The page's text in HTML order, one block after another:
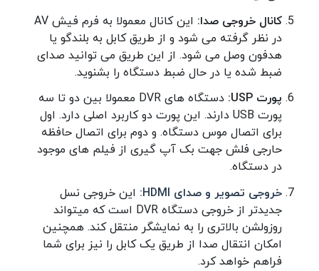
کانال خروجی صدا:
این کانال معمولا به فرم فیش AV
در نظر گرفته می شود و از طریق کابل به بلندگو یا
هدفون وصل می شود. از این طریق می توانید صدای
ضبط شده یا در حال ضبط دستگاه را بشنوید.
پورت USP:
دستگاه های DVR معمولا بین دو تا سه
پورت USB دارند. این پورت دو کاربرد اصلی دارد. اول
برای اتصال موس دستگاه. و دوم برای اتصال حافظه
حارجی فلش جهت بک آپ گیری از فیلم های موجود
در دستگاه.
خروجی تصویر و صدای HDMI:
این خروجی نسل
جدیدتر از خروجی دستگاه DVR است که میتواند
روزولشن بالاتری را به نمایشگر منتقل کند. همچنین
امکان انتقال صدا از طریق یک کابل را نیز برای شما
فراهم خواهد کرد.